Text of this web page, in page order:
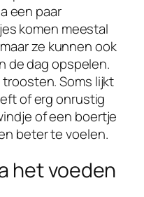
een paar
komen meestal
ze kunnen ook
de dag opspelen.
Soms lijkt
of erg onrustig
of een boertje
beter te voelen.
het voeden